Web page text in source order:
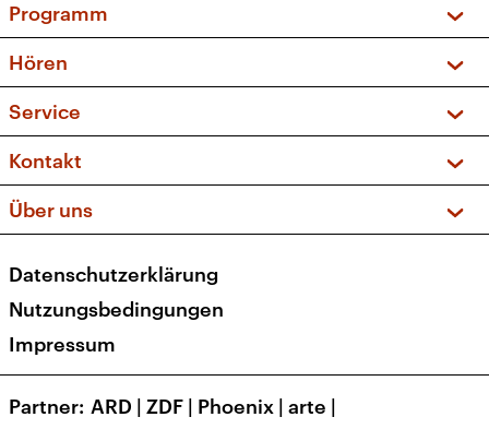
Programm
Sendungen und Podcasts
Musikliste
Kakadu – Das Kinderprogramm
Hören
Frequenzen (UKW + DAB+)
Service
FAQ
Apps
Newsletter
Veranstaltungen
Kontakt
Social Media
Über uns
Presse
Karriere
Transparenz
Datenschutzerklärung
Nutzungsbedingungen
Impressum
Partner ARD | ZDF | Phoenix | arte |